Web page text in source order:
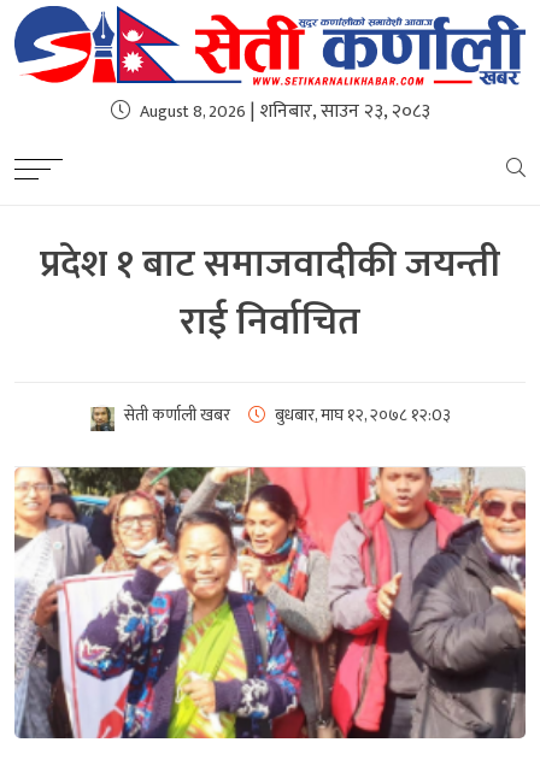
August 8, 2026 | शनिबार, साउन २३, २०८३
प्रदेश १ बाट समाजवादीकी जयन्ती
राई निर्वाचित
सेती कर्णाली खबर बुधबार, माघ १२, २०७८१२:0३